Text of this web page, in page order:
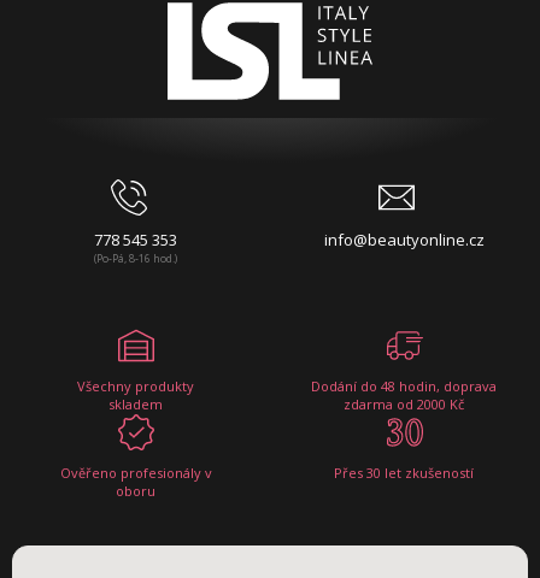
778 545 353
(Po-Pá, 8-16 hod.)
info@beautyonline.cz
Všechny produkty
skladem
Dodání do 48 hodin, doprava
zdarma od 2000 Kč
Ověřeno profesionály v
oboru
Přes 30 let zkušeností